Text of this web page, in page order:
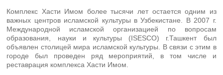
Комплекс Хасти Имом более тысячи лет остается одним из
важных центров исламской культуры в Узбекистане. В 2007 г.
Международной исламской организацией по вопросам
образования, науки и культуры (ISESCO) г.Ташкент был
объявлен столицей мира исламской культуры. В связи с этим в
городе был проведен ряд мероприятий, в том числе и
реставрация комплекса Хасти Имом.